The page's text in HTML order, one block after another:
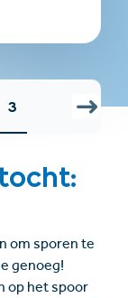
3
om sporen te
genoeg!
op het spoor